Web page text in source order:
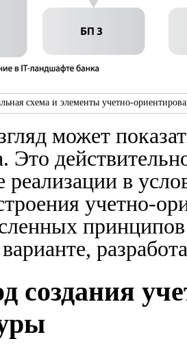
схема и элементы учетно-
может
Это
реализации в
учетно-
создания